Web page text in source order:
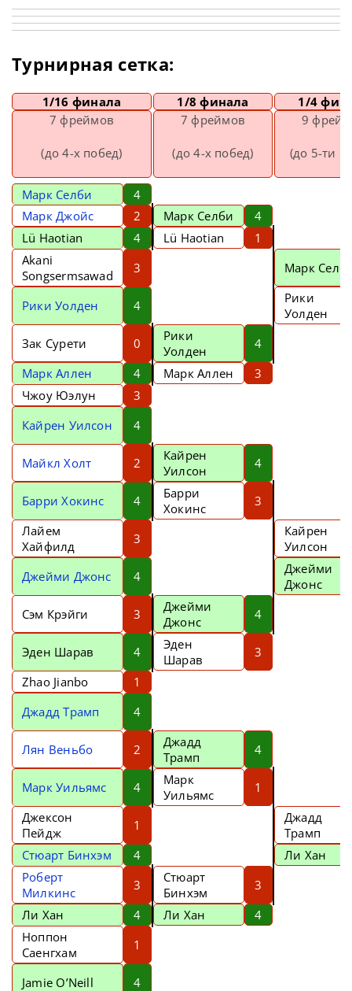
Турнирная сетка:
1/16 финала 1/8 финала
1/4
7 фреймов
(до 4-х побед)
7 фреймов
(до 4-х побед)
9
(до 5-ти
Марк Селби
4
Марк Джойс
2 Марк Селби
4
Lü Haotian
4 Lü Haotian
1
Akani
Songsermsawad
3 Марк
Рики Уолден 4
Рики
Уолден
Зак Сурети
0
Рики
Уолден
4
Марк Аллен
4 Марк Аллен
3
Чжоу Юэлун
3
Кайрен Уилсон
4
Майкл Холт 2
Кайрен
Уилсон
4
Барри Хокинс 4
Барри
Хокинс
3
Лайем
Хайфилд
3
Кайрен
Уилсон
Джейми Джонс
4
Джейми
Джонс
Сэм Крэйги
3
Джейми
Джонс
4
Эден Шарав 4
Эден
Шарав
3
Zhao Jianbo
1
Джадд Трамп
4
Лян Веньбо 2
Джадд
Трамп
4
Марк Уильямс 4
Марк
Уильямс
1
Джексон
Пейдж
1
Джадд
Трамп
Стюарт Бинхэм
4
Ли Хан
Роберт
Милкинс
3
Стюарт
Бинхэм
3
Ли Хан
4 Ли Хан
4
Ноппон
Саенгхам
1
Jamie O’Neill 4